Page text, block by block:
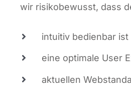
wir risi­ko­be­wusst, dass
intui­tiv bedien­bar ist
eine opti­ma­le User
aktu­el­len